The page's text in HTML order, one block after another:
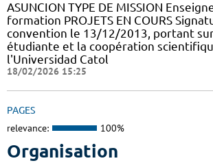
ASUNCION TYPE DE MISSION
formation PROJETS EN COURS
convention le 13/12/2013, portant
étudiante et la coopération
l'Universidad Catol
18/02/2026 15:25
PAGES
relevance: 100%
Organisation